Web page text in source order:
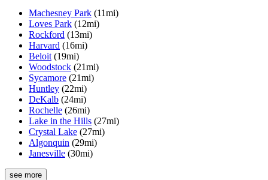
Machesney Park (11mi)
Loves Park (12mi)
Rockford (13mi)
Harvard (16mi)
Beloit (19mi)
Woodstock (21mi)
Sycamore (21mi)
Huntley (22mi)
DeKalb (24mi)
Rochelle (26mi)
Lake in the Hills (27mi)
Crystal Lake (27mi)
Algonquin (29mi)
Janesville (30mi)
see more